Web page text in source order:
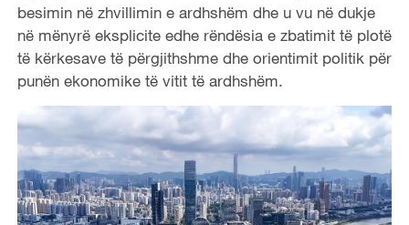
besimin në zhvillimin e ardhshëm dhe u vu në dukje
në mënyrë eksplicite edhe rëndësia e zbatimit të plotë
të kërkesave të përgjithshme dhe orientimit politik për
punën ekonomike të vitit të ardhshëm.